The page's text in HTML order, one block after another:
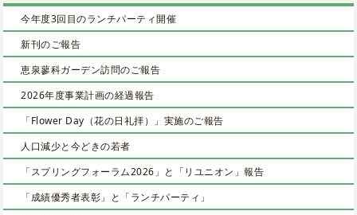
今年度3回目のランチパーティ開催
新刊のご報告
恵泉蓼科ガーデン訪問のご報告
2026年度事業計画の経過報告
「Flower Day（花の日礼拝）」実施のご報告
人口減少と今どきの若者
「スプリングフォーラム2026」と「リユニオン」報告
「成績優秀者表彰」と「ランチパーティ」